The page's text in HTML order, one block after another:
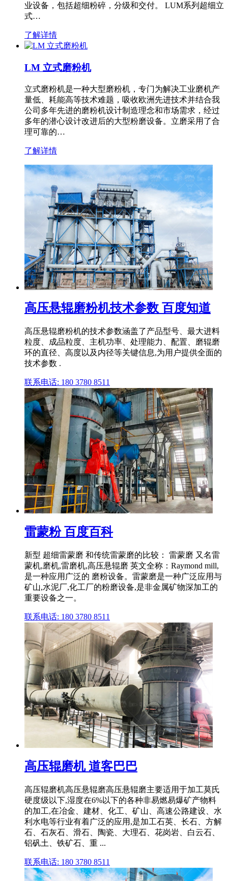
业设备，包括超细粉碎，分级和交付。 LUM系列超细立
式…
了解详情
LM 立式磨粉机
立式磨粉机是一种大型磨粉机，专门为解决工业磨机产
量低、耗能高等技术难题，吸收欧洲先进技术并结合我
公司多年先进的磨粉机设计制造理念和市场需求，经过
多年的潜心设计改进后的大型粉磨设备。立磨采用了合
理可靠的…
了解详情
高压悬辊磨粉机技术参数 百度知道
高压悬辊磨粉机的技术参数涵盖了产品型号、最大进料
粒度、成品粒度、主机功率、处理能力、配置、磨辊磨
环的直径、高度以及内径等关键信息,为用户提供全面的
技术参数 .
联系电话: 180 3780 8511
雷蒙粉 百度百科
新型 超细雷蒙磨 和传统雷蒙磨的比较： 雷蒙磨 又名雷
蒙机,磨机,雷磨机,高压悬辊磨 英文全称：Raymond mill,
是一种应用广泛的 磨粉设备。雷蒙磨是一种广泛应用与
矿山,水泥厂,化工厂的粉磨设备,是非金属矿物深加工的
重要设备之一。
联系电话: 180 3780 8511
高压辊磨机 道客巴巴
高压辊磨机高压悬辊磨高压悬辊磨主要适用于加工莫氏
硬度级以下,湿度在6%以下的各种非易燃易爆矿产物料
的加工,在冶金、建材、化工、矿山、高速公路建设、水
利水电等行业有着广泛的应用,是加工石英、长石、方解
石、石灰石、滑石、陶瓷、大理石、花岗岩、白云石、
铝矾土、铁矿石、重 ...
联系电话: 180 3780 8511